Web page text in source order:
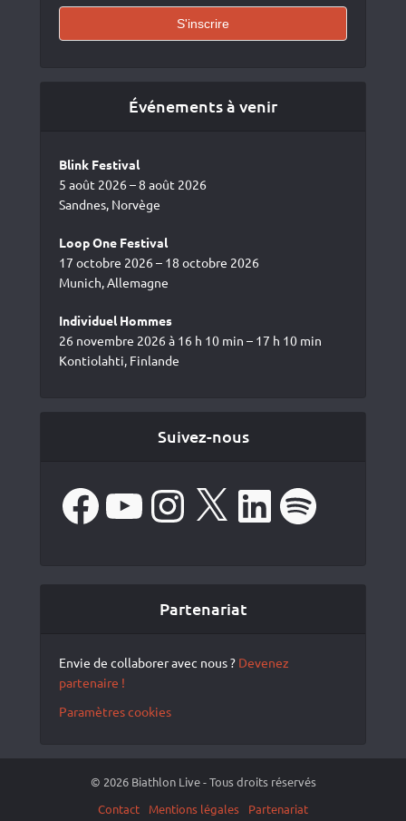
Événements à venir
Blink Festival
5 août 2026 – 8 août 2026
Sandnes, Norvège
Loop One Festival
17 octobre 2026 – 18 octobre 2026
Munich, Allemagne
Individuel Hommes
26 novembre 2026 à 16 h 10 min – 17 h 10 min
Kontiolahti, Finlande
Suivez-nous
FacebookYouTube Instagram LinkedIn Spotify
Partenariat
Envie de collaborer avec nous ? Devenez
partenaire !
Paramètres cookies
© 2026 Biathlon Live - Tous droits réservés
Contact
Mentions légales Partenariat